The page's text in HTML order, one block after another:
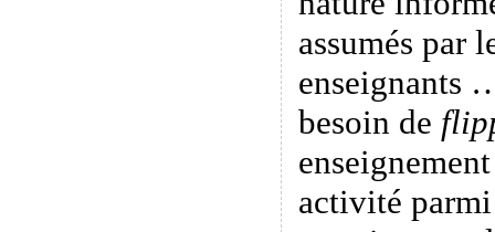
assumés par
enseignants
besoin de
activité parmi